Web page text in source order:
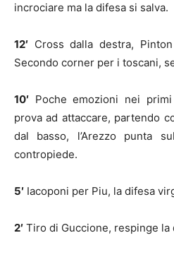
incrociare ma la difesa si salva.
12′ Cross dalla destra,
Secondo corner per i toscani,
10′ Poche emozioni nei
prova ad attaccare, partendo
dal basso, l’Arezzo punta
contropiede.
5′ Iacoponi per Piu, la difesa
2′ Tiro di Guccione, respinge la